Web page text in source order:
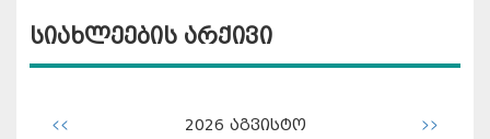
სიახლეების არქივი
<< 2026 აგვისტო >>